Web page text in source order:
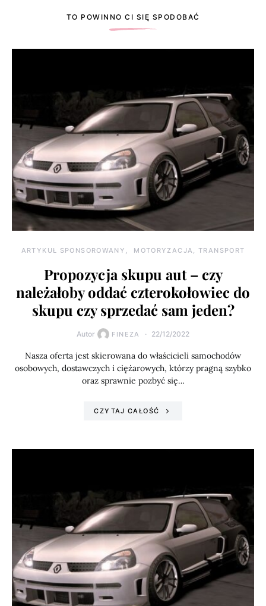
TO POWINNO CI SIĘ SPODOBAĆ
ARTYKUŁ SPONSOROWANY MOTORYZACJA, TRANSPORT
Propozycja skupu aut – czy
należałoby oddać czterokołowiec do
skupu czy sprzedać sam jeden?
Autor FINEZA 22/12/2022
Nasza oferta jest skierowana do właścicieli samochodów
osobowych, dostawczych i ciężarowych, którzy pragną szybko
oraz sprawnie pozbyć się…
CZYTAJ CAŁOŚĆ